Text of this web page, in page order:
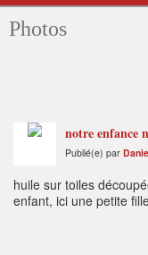
Photos
notre enfance
Publié(e) par
huile sur toiles
enfant, ici une petite
elle nous demande de